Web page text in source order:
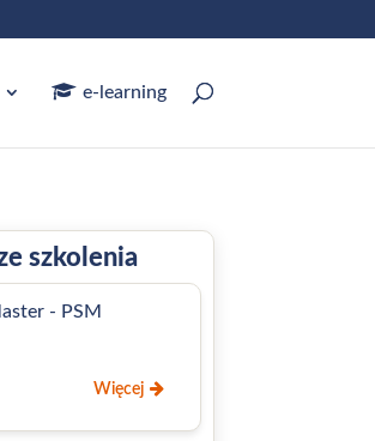
e‑learning
szkolenia
- PSM
Więcej